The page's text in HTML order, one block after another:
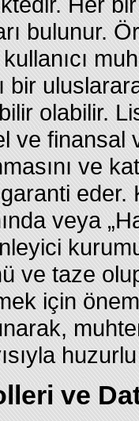
bulunur.
bir
olabilir.
ve finansal
ve
eder.
veya
ve taze
için
ve